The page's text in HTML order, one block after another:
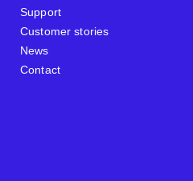
Support
Customer stories
News
Contact